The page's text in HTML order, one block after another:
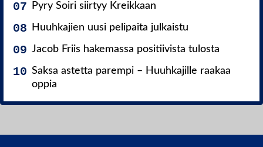
Pyry Soiri siirtyy Kreikkaan
Huuhkajien uusi pelipaita julkaistu
Jacob Friis hakemassa positiivista tulosta
Saksa astetta parempi – Huuhkajille raakaa
oppia